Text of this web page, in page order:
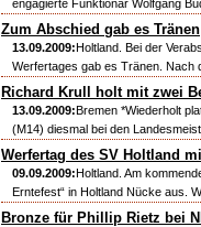
engagierte Funktionär Wolfgang
Zum Abschied gab es Tränen
13.09.2009:Holtland. Bei der
Werfertages gab es Tränen. Nach
Richard Krull holt mit zwei
13.09.2009:Bremen *Wiederholt
(M14) diesmal bei den
Werfertag des SV Holtland
09.09.2009:Holtland. Am
Erntefest“ in Holtland Nücke aus.
Bronze für Phillip Rietz bei